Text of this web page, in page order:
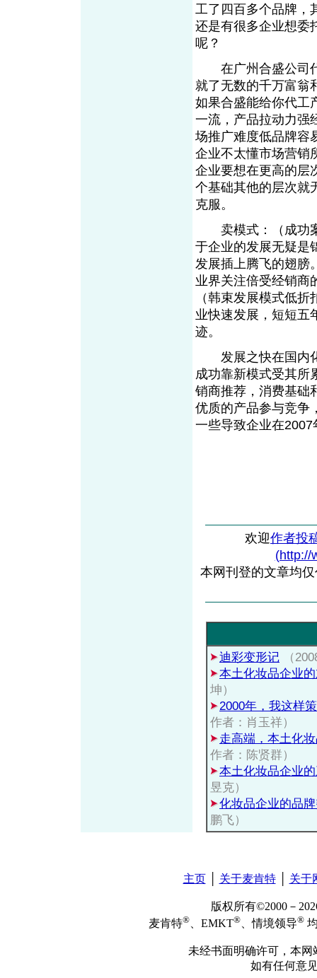
工了四百多个品牌，
还是有很多企业想委
呢？
在广州合盛公司代
就了无数的千万富翁
如果合盛能给你代工
一流，产品拉动力强
场推广难度低品牌容
企业不太懂市场营销
企业要想在更高的层
个基础其他的层次就
克服。
卖模式：（成功案
于企业的发展无疑是
发展插上腾飞的翅膀
业界关注倍受经销商
（韩束发展模式低
业快速发展，短短五
迹。
发展之快在国内化
成功靠新模式受其所
销商推荐，消费基础
优质的产品参与竞争
一些导致企业在
欢迎作者投
(http://
本网刊登的文章均
迪彩变形记
（
本土化妆品企业
坤）
2000年，我这样
作者：肖玉祥）
走高端，本土化
作者：陈贤群）
本土化妆品企业
昱克）
化妆品企业的品
鹏飞）
主页│ 关于麦肯特│ 关于
版权所有©2000－
麦肯特® 、EMKT® 、情境领导®
未经书面明确许可，本
如有任何意